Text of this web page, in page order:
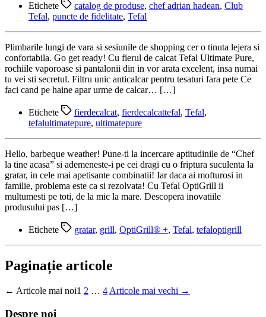
Etichete catalog de produse, chef adrian hadean, Club
Tefal, puncte de fidelitate, Tefal
Plimbarile lungi de vara si sesiunile de shopping cer o tinuta lejera si
confortabila. Go get ready! Cu fierul de calcat Tefal Ultimate Pure,
rochiile vaporoase si pantalonii din in vor arata excelent, insa numai
tu vei sti secretul. Filtru unic anticalcar pentru tesaturi fara pete Ce
faci cand pe haine apar urme de calcar… […]
Etichete fierdecalcat, fierdecalcattefal, Tefal,
tefalultimatepure, ultimatepure
Hello, barbeque weather! Pune-ti la incercare aptitudinile de “Chef
la tine acasa” si ademeneste-i pe cei dragi cu o friptura suculenta la
gratar, in cele mai apetisante combinatii! Iar daca ai mofturosi in
familie, problema este ca si rezolvata! Cu Tefal OptiGrill ii
multumesti pe toti, de la mic la mare. Descopera inovatiile
produsului pas […]
Etichete gratar, grill, OptiGrill® +, Tefal, tefaloptigrill
Paginație articole
← Articole mai noi1 2 … 4 Articole mai vechi →
Despre noi